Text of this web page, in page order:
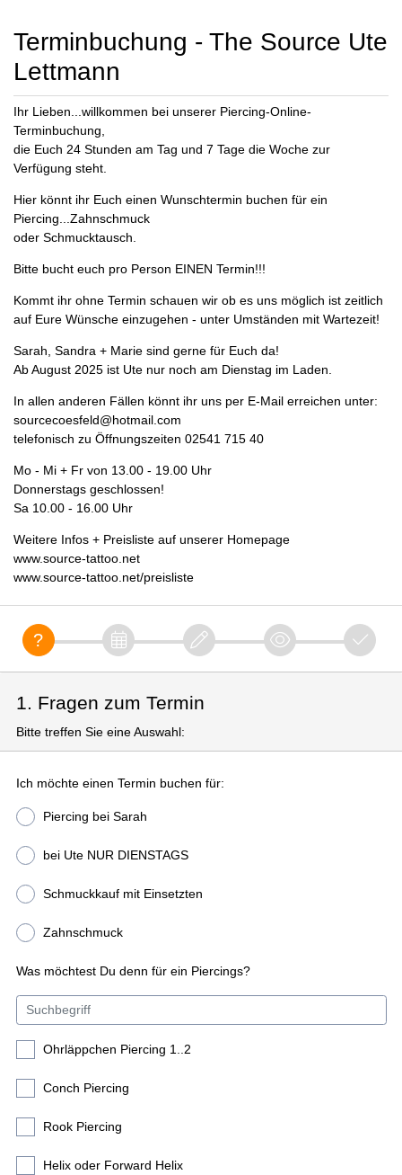
Terminbuchung - The Source Ute
Lettmann
Ihr Lieben...willkommen bei unserer Piercing-Online-
Terminbuchung,
die Euch 24 Stunden am Tag und 7 Tage die Woche zur
Verfügung steht.
Hier könnt ihr Euch einen Wunschtermin buchen für ein
Piercing...Zahnschmuck
oder Schmucktausch.
Bitte bucht euch pro Person EINEN Termin!!!
Kommt ihr ohne Termin schauen wir ob es uns möglich ist zeitlich
auf Eure Wünsche einzugehen - unter Umständen mit Wartezeit!
Sarah, Sandra + Marie sind gerne für Euch da!
Ab August 2025 ist Ute nur noch am Dienstag im Laden.
In allen anderen Fällen könnt ihr uns per E-Mail erreichen unter:
sourcecoesfeld@hotmail.com
telefonisch zu Öffnungszeiten 02541 715 40
Mo - Mi + Fr von 13.00 - 19.00 Uhr
Donnerstags geschlossen!
Sa 10.00 - 16.00 Uhr
Weitere Infos + Preisliste auf unserer Homepage
www.source-tattoo.net
www.source-tattoo.net/preisliste
1. Fragen zum Termin
Bitte treffen Sie eine Auswahl:
Ich möchte einen Termin buchen für:
Piercing bei Sarah
bei Ute NUR DIENSTAGS
Schmuckkauf mit Einsetzten
Zahnschmuck
Was möchtest Du denn für ein Piercings?
Ohrläppchen Piercing 1..2
Conch Piercing
Rook Piercing
Helix oder Forward Helix